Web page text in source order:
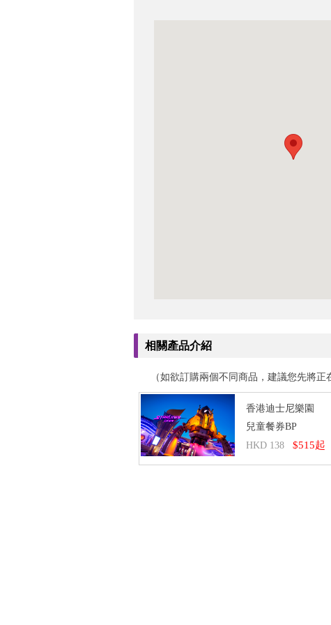
相關產品介紹
（如欲訂購兩個不同商品，建議您先將
香港迪士尼樂園
兒童餐券BP
HKD 138
$515起